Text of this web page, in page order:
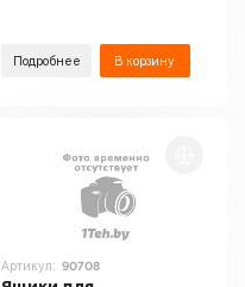
Подробнее В корзину
Артикул: 90708